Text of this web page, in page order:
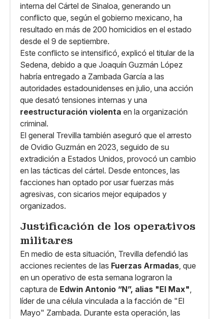
interna del Cártel de Sinaloa, generando un
conflicto que, según el gobierno mexicano, ha
resultado en más de 200 homicidios en el estado
desde el 9 de septiembre.
Este conflicto se intensificó, explicó el titular de la
Sedena, debido a que Joaquín Guzmán López
habría entregado a Zambada García a las
autoridades estadounidenses en julio, una acción
que desató tensiones internas y una
reestructuración violenta en la organización
criminal.
El general Trevilla también aseguró que el arresto
de Ovidio Guzmán en 2023, seguido de su
extradición a Estados Unidos, provocó un cambio
en las tácticas del cártel. Desde entonces, las
facciones han optado por usar fuerzas más
agresivas, con sicarios mejor equipados y
organizados.
Justificación de los operativos
militares
En medio de esta situación, Trevilla defendió las
acciones recientes de las Fuerzas Armadas, que
en un operativo de esta semana lograron la
captura de Edwin Antonio “N”, alias "El Max",
líder de una célula vinculada a la facción de "El
Mayo" Zambada. Durante esta operación, las